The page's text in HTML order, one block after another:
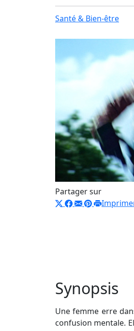
Santé & Bien-être
Partager sur
Synopsis
Une femme erre
confusion mentale.